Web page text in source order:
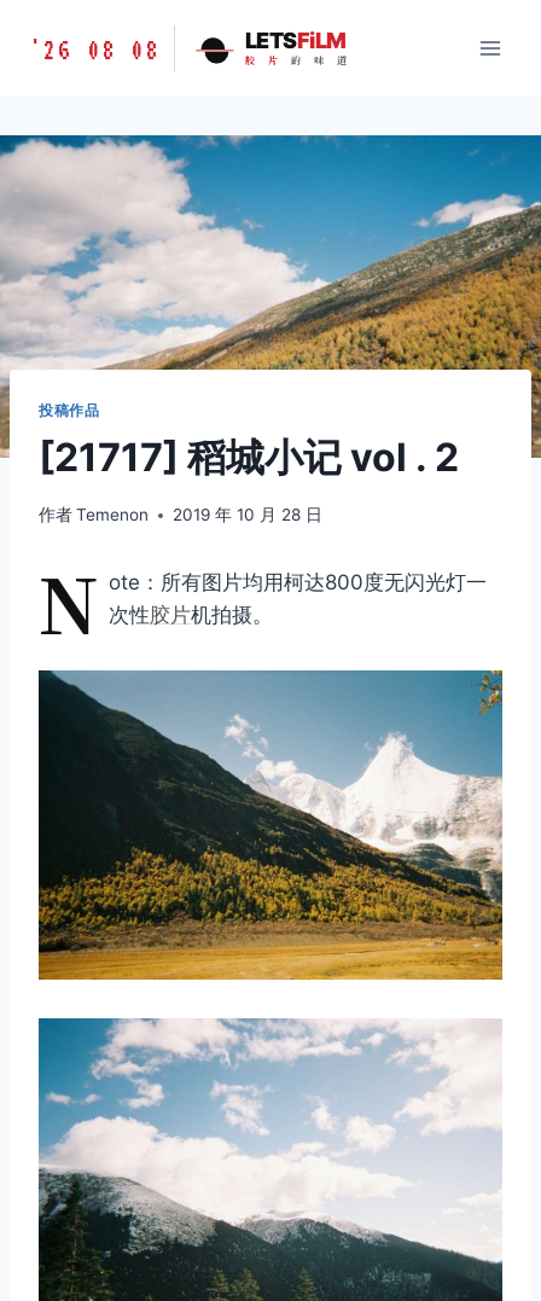
胶
味
LETSFILM
'26 08 08 LETSFiLM
胶 片 的 味 道
投稿作品
[21717] 稻城小记 vol . 2
作者Temenon 2019 年 10 月 28 日
N ote：所有图片均用柯达800度无闪光灯一
次性胶片机拍摄。